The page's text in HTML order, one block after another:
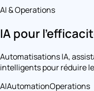
AI & Operations
IA pour
Automatisations IA,
intelligents pour réduire
AIAutomationOperations